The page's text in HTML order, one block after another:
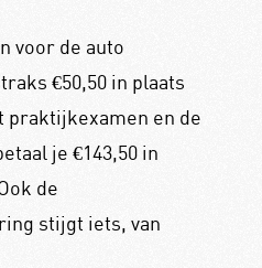
voor de auto
€50,50 in plaats
praktijkexamen en de
je €143,50 in
de
stijgt iets, van